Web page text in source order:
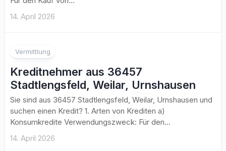
14. April 2026
Vermittlung
Kreditnehmer aus 36457
Stadtlengsfeld, Weilar, Urnshausen
Sie sind aus 36457 Stadtlengsfeld, Weilar, Urnshausen und
suchen einen Kredit? 1. Arten von Krediten a)
Konsumkredite Verwendungszweck: Für den...
14. April 2026